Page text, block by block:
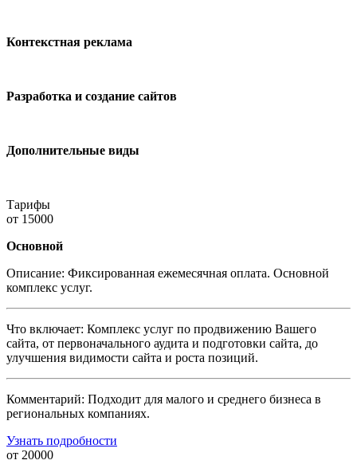
Контекстная реклама
Разработка и создание сайтов
Дополнительные виды
Тарифы
от 15000
Основной
Описание: Фиксированная ежемесячная оплата. Основной
комплекс услуг.
Что включает: Комплекс услуг по продвижению Вашего
сайта, от первоначального аудита и подготовки сайта, до
улучшения видимости сайта и роста позиций.
Комментарий: Подходит для малого и среднего бизнеса в
региональных компаниях.
Узнать подробности
от 20000